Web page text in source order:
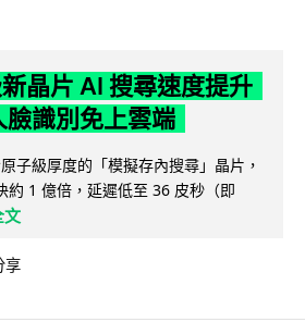
晶片 AI 搜尋速度提升
臉識別免上雲端
子級厚度的「模擬存內搜尋」晶片，
約 1 億倍，延遲低至 36 皮秒（即
文
享